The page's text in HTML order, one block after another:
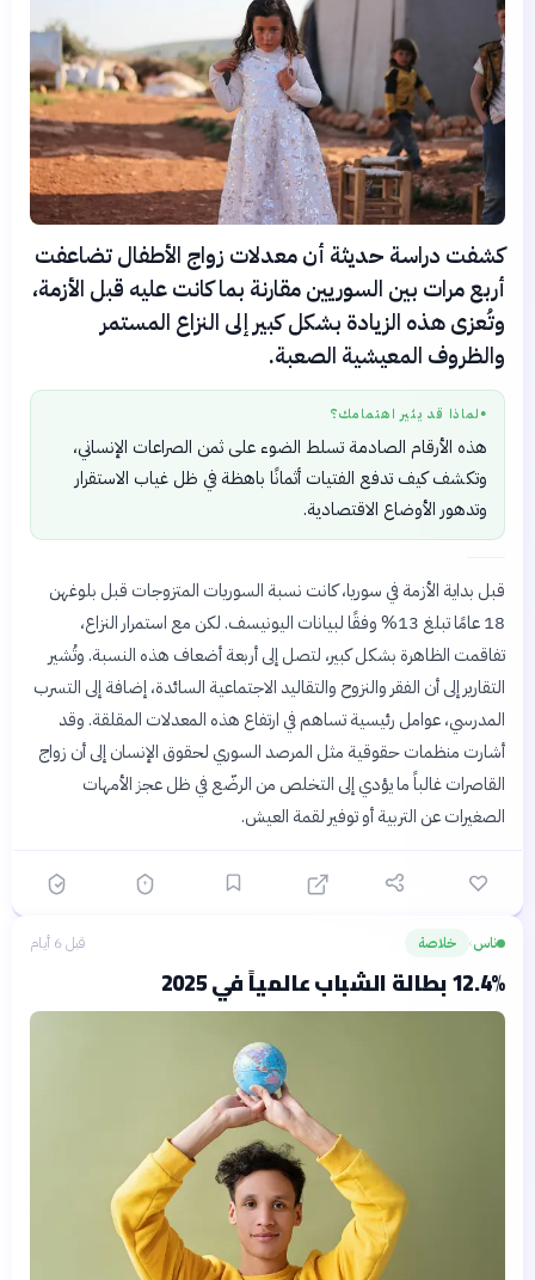
كشفت دراسة حديثة أن معدلات زواج الأطفال تضاعفت
أربع مرات بين السوريين مقارنة بما كانت عليه قبل الأزمة،
وتُعزى هذه الزيادة بشكل كبير إلى النزاع المستمر
والظروف المعيشية الصعبة.
● لماذا قد يثير اهتمامك؟
هذه الأرقام الصادمة تسلط الضوء على ثمن الصراعات الإنساني،
وتكشف كيف تدفع الفتيات أثمانًا باهظة في ظل غياب الاستقرار
وتدهور الأوضاع الاقتصادية.
قبل بداية الأزمة في سوريا، كانت نسبة السوريات المتزوجات قبل بلوغهن
18 عامًا تبلغ 13% وفقًا لبيانات اليونيسف. لكن مع استمرار النزاع،
تفاقمت الظاهرة بشكل كبير، لتصل إلى أربعة أضعاف هذه النسبة. وتُشير
التقارير إلى أن الفقر والنزوح والتقاليد الاجتماعية السائدة، إضافة إلى التسرب
المدرسي، عوامل رئيسية تساهم في ارتفاع هذه المعدلات المقلقة. وقد
أشارت منظمات حقوقية مثل المرصد السوري لحقوق الإنسان إلى أن زواج
القاصرات غالباً ما يؤدي إلى التخلص من الرضّع في ظل عجز الأمهات
الصغيرات عن التربية أو توفير لقمة العيش.
ناس› خلاصة قبل 6 أيام
12.4% بطالة الشباب عالمياً في 2025